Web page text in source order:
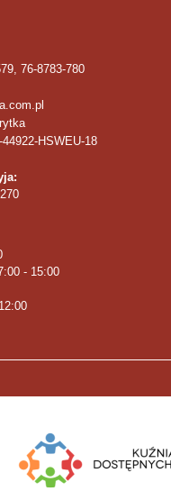
76-8783-780
HSWEU-18
- 15:00